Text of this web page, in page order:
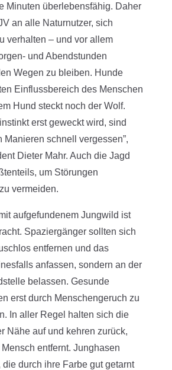
Minuten überlebensfähig. Daher
an alle Naturnutzer, sich
verhalten – und vor allem
und Abendstunden
Wegen zu bleiben. Hunde
Einflussbereich des Menschen
Hund steckt noch der Wolf.
erst geweckt wird, sind
Manieren schnell vergessen”,
Dieter Mahr. Auch die Jagd
um Störungen
vermeiden.
aufgefundenem Jungwild ist
Spaziergänger sollten sich
entfernen und das
anfassen, sondern an der
belassen. Gesunde
erst durch Menschengeruch zu
In aller Regel halten sich die
Nähe auf und kehren zurück,
entfernt. Junghasen
durch ihre Farbe gut getarnt